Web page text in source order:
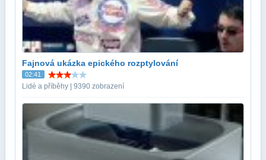
Fajnová ukázka epického rozptylování
02:41
Lidé a příběhy | 9390 zobrazení